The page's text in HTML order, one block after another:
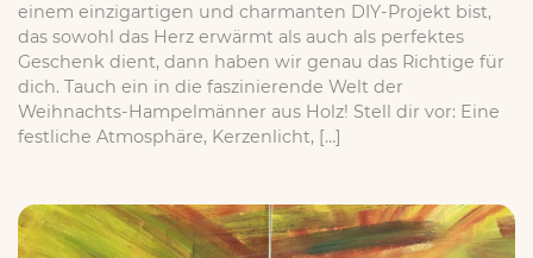
einem einzigartigen und charmanten DIY-Projekt bist,
das sowohl das Herz erwärmt als auch als perfektes
Geschenk dient, dann haben wir genau das Richtige für
dich. Tauch ein in die faszinierende Welt der
Weihnachts-Hampelmänner aus Holz! Stell dir vor: Eine
festliche Atmosphäre, Kerzenlicht, […]